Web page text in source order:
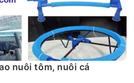
nuôi tôm, nuôi cá